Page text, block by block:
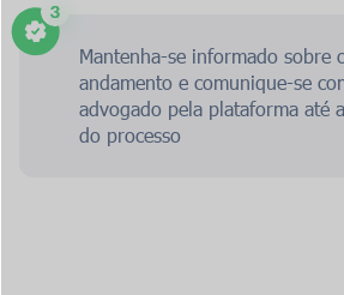
Mantenha-se informado sobre
andamento e comunique-se
advogado pela plataforma até
do processo